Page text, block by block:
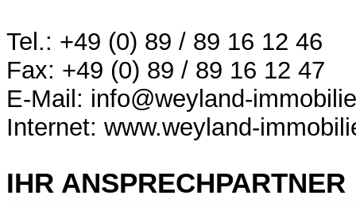
Tel.: +49 (0) 89 / 89 16 12 46
Fax: +49 (0) 89 / 89 16 12 47
E-Mail: info@weyland-
Internet: www.weyland-
IHR ANSPRECHPARTNER